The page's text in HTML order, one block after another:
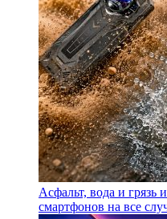
Асфальт, вода и
смартфонов на все